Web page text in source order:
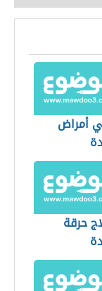
أمراض
حرقة